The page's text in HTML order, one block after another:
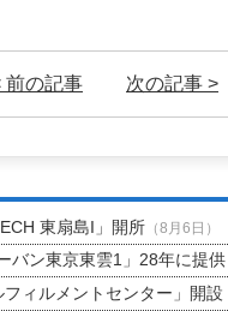
前の記事 次の記事 >
東扇島I」開所（8月6日）
バン東京東雲1」28年に提供
ィルメントセンター」開設